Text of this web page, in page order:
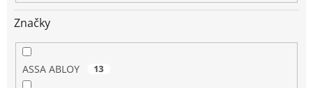
Značky
ASSA ABLOY 13